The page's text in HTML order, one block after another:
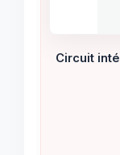
Circuit